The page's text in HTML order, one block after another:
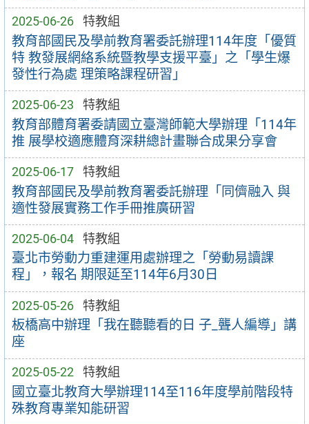
2025-06-26 特教組
教育部國民及學前教育署委託辦理114年度「優質
特 教發展網絡系統暨教學支援平臺」之「學生爆
發性行為處 理策略課程研習」
2025-06-23 特教組
教育部體育署委請國立臺灣師範大學辦理「114年
推 展學校適應體育深耕總計畫聯合成果分享會
2025-06-17 特教組
教育部國民及學前教育署委託辦理「同儕融入 與
適性發展實務工作手冊推廣研習
2025-06-04 特教組
臺北市勞動力重建運用處辦理之「勞動易讀課
程」，報名 期限延至114年6月30日
2025-05-26 特教組
板橋高中辦理「我在聽聽看的日 子_聾人編導」講
座
2025-05-22 特教組
國立臺北教育大學辦理114至116年度學前階段特
殊教育專業知能研習